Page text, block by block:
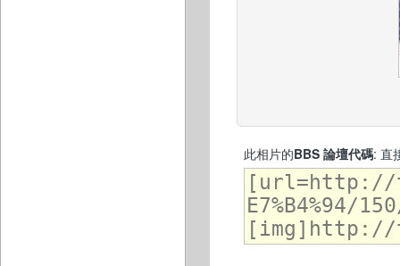
此相片的BBS 論壇代碼: 直